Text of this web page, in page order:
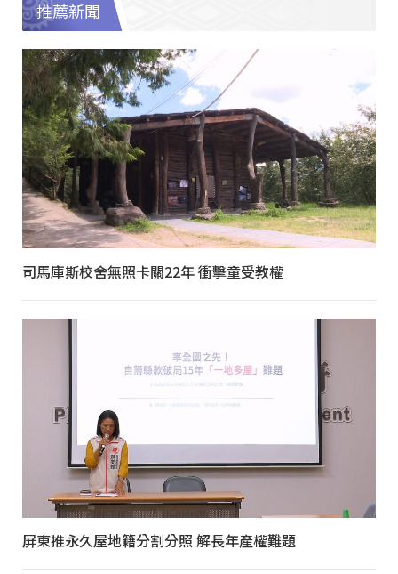
推薦新聞
司馬庫斯校舍無照卡關22年 衝擊童受教權
屏東推永久屋地籍分割分照 解長年產權難題